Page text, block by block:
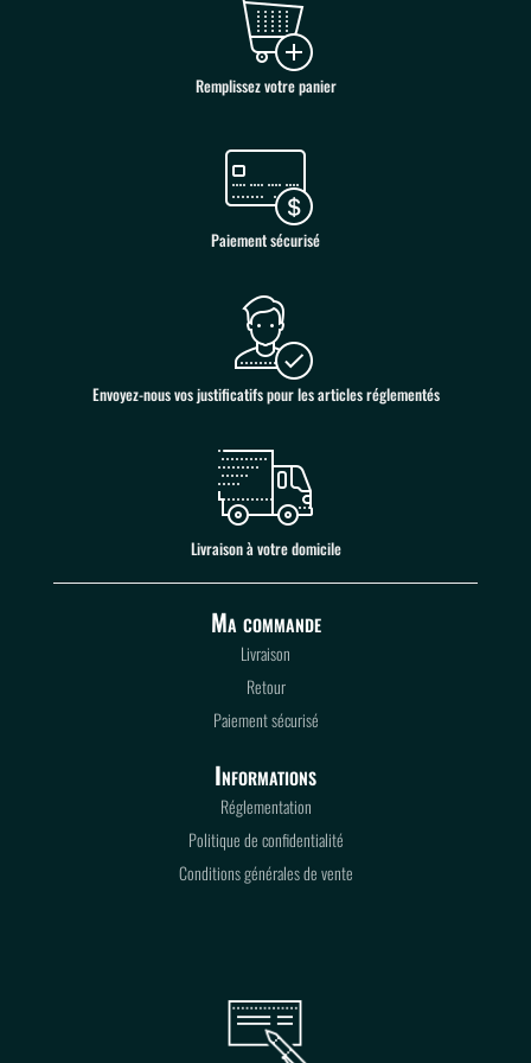
Remplissez votre panier
Paiement sécurisé
Envoyez-nous vos justificatifs pour les articles réglementés
Livraison à votre domicile
Ma commande
Livraison
Retour
Paiement sécurisé
Informations
Réglementation
Politique de confidentialité
Conditions générales de vente